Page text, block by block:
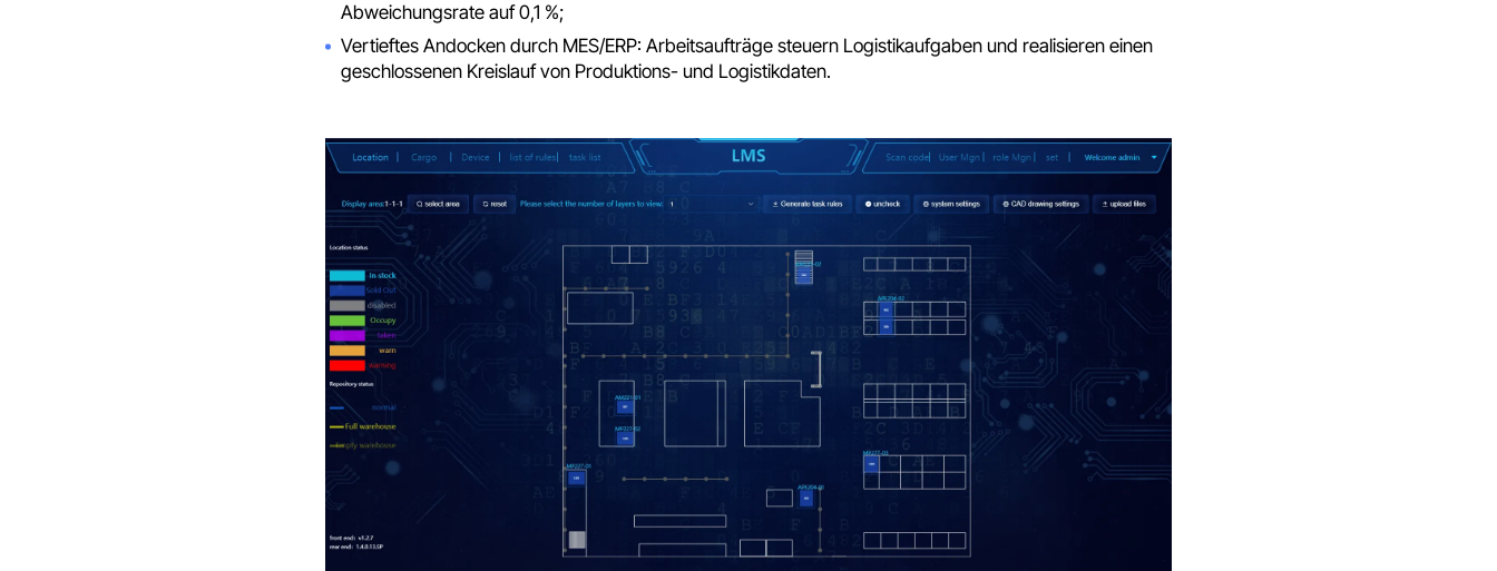
Abweichungsrate auf 0,1 %;
Vertieftes Andocken durch MES/ERP: Arbeitsaufträge steuern Logistikaufgaben und realisieren einen
geschlossenen Kreislauf von Produktions- und Logistikdaten.